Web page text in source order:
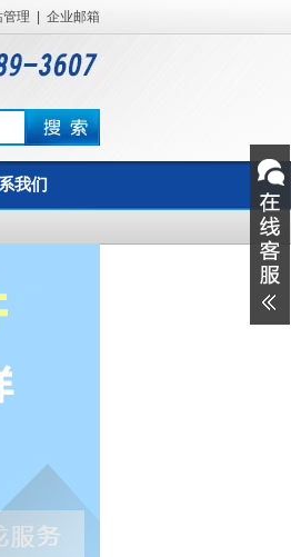
管理 企业邮箱
我们